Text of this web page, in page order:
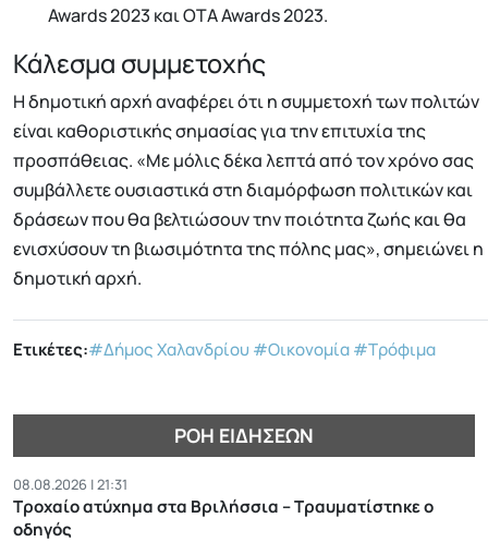
Awards 2023 και OTA Awards 2023.
Κάλεσμα συμμετοχής
Η δημοτική αρχή αναφέρει ότι η συμμετοχή των πολιτών
είναι καθοριστικής σημασίας για την επιτυχία της
προσπάθειας. «Με μόλις δέκα λεπτά από τον χρόνο σας
συμβάλλετε ουσιαστικά στη διαμόρφωση πολιτικών και
δράσεων που θα βελτιώσουν την ποιότητα ζωής και θα
ενισχύσουν τη βιωσιμότητα της πόλης μας», σημειώνει η
δημοτική αρχή.
Ετικέτες:#Δήμος Χαλανδρίου #Οικονομία#Τρόφιμα
ΡΟΉ ΕΙΔΉΣΕΩΝ
08.08.2026 | 21:31
Τροχαίο ατύχημα στα Βριλήσσια – Τραυματίστηκε ο
οδηγός